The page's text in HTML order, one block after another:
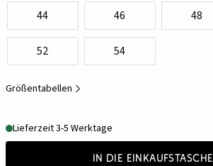
44 46 48
52 54
Größentabellen
Lieferzeit 3-5 Werktage
In die Einkaufstasche